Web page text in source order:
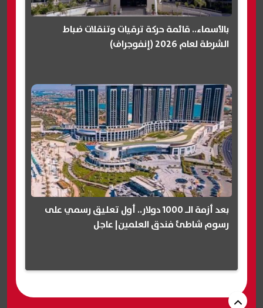
بالأسماء.. قائمة حركة ترقيات وتنقلات ضباط
الشرطة لعام 2026 (إنفوجراف)
بعد أزمة الـ 1000 دولار.. أول تعليق رسمي على
رسوم شاطئ فندق العلمين| عاجل